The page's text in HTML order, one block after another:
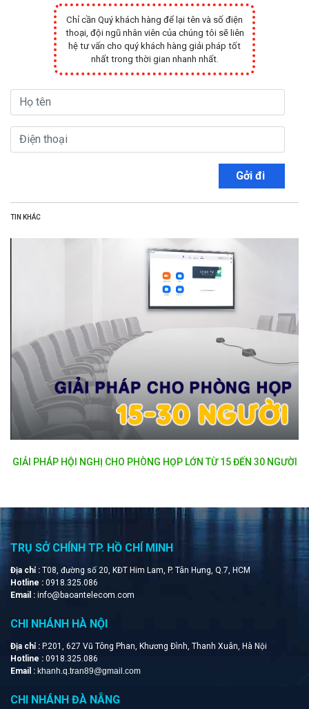
Chỉ cần Quý khách hàng để lại tên và số điện
thoại, đội ngũ nhân viên của chúng tôi sẽ liên
hệ tư vấn cho quý khách hàng giải pháp tốt
nhất trong thời gian nhanh nhất.
Gởi đi
TIN KHÁC
GIẢI PHÁP HỘI NGHỊ CHO PHÒNG HỌP LỚN TỪ 15 ĐẾN 30 NGƯỜI
TRỤ SỞ CHÍNH TP. HỒ CHÍ MINH
Địa chỉ : T08, đường số 20, KĐT Him Lam, P. Tân Hưng, Q.7, HCM
Hotline : 0918.325.086
Email : info@baoantelecom.com
CHI NHÁNH HÀ NỘI
Địa chỉ : P.201, 627 Vũ Tông Phan, Khương Đình, Thanh Xuân, Hà Nội
Hotline : 0918.325.086
Email : khanh.q.tran89@gmail.com
CHI NHÁNH ĐÀ NẴNG